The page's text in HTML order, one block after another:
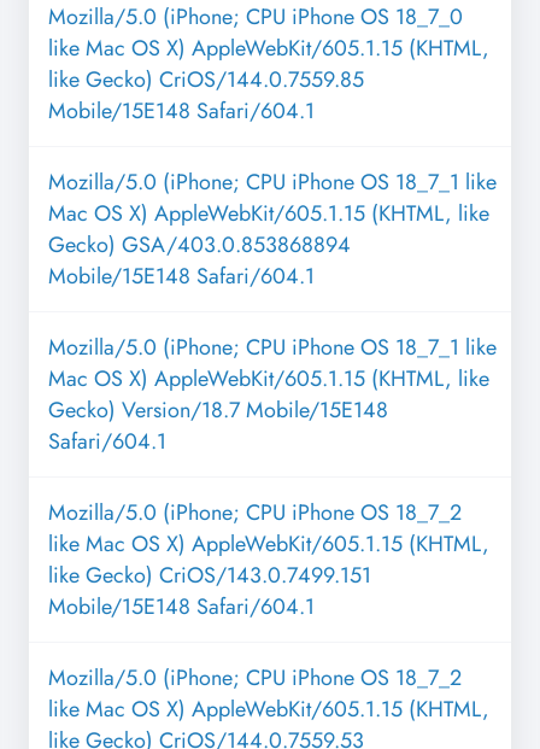
Mozilla/5.0 (iPhone; CPU iPhone OS 18_7_0
like Mac OS X) AppleWebKit/605.1.15 (KHTML,
like Gecko) CriOS/144.0.7559.85
Mobile/15E148 Safari/604.1
Mozilla/5.0 (iPhone; CPU iPhone OS 18_7_1 like
Mac OS X) AppleWebKit/605.1.15 (KHTML, like
Gecko) GSA/403.0.853868894
Mobile/15E148 Safari/604.1
Mozilla/5.0 (iPhone; CPU iPhone OS 18_7_1 like
Mac OS X) AppleWebKit/605.1.15 (KHTML, like
Gecko) Version/18.7 Mobile/15E148
Safari/604.1
Mozilla/5.0 (iPhone; CPU iPhone OS 18_7_2
like Mac OS X) AppleWebKit/605.1.15 (KHTML,
like Gecko) CriOS/143.0.7499.151
Mobile/15E148 Safari/604.1
Mozilla/5.0 (iPhone; CPU iPhone OS 18_7_2
like Mac OS X) AppleWebKit/605.1.15 (KHTML,
like Gecko) CriOS/144.0.7559.53